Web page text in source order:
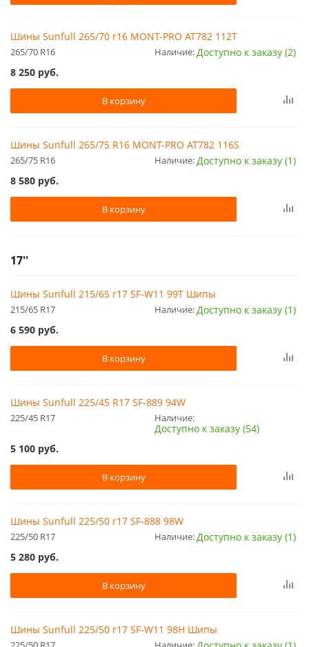
Шины Sunfull 265/70 r16 MONT-PRO AT782 112T
265/70 R16 Наличие:Доступно к заказу (2)
8 250 руб.
В корзину
Шины Sunfull 265/75 R16 MONT-PRO AT782 116S
265/75 R16 Наличие:Доступно к заказу (1)
8 580 руб.
В корзину
17''
Шины Sunfull 215/65 r17 SF-W11 99T Шипы
215/65 R17 Наличие:Доступно к заказу (1)
6 590 руб.
В корзину
Шины Sunfull 225/45 R17 SF-889 94W
225/45 R17 Наличие:
Доступно к заказу (54)
5 100 руб.
В корзину
Шины Sunfull 225/50 r17 SF-888 98W
225/50 R17 Наличие:Доступно к заказу (1)
5 280 руб.
В корзину
Шины Sunfull 225/50 r17 SF-W11 98H Шипы